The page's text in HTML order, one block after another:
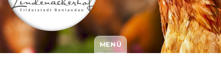
Bihler Lindenäckerhof
MENÜ